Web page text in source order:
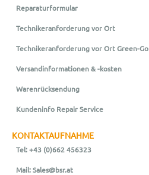
Reparaturformular
Technikeranforderung vor Ort
Technikeranforderung vor Ort Green-Go
Versandinformationen & -kosten
Warenrücksendung
Kundeninfo Repair Service
KONTAKTAUFNAHME
Tel: +43 (0)662 456323
Mail: Sales@bsr.at